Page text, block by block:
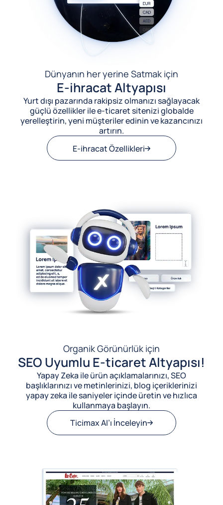
Dünyanın her yerine Satmak için
E-ihracat Altyapısı
Yurt dışı pazarında rakipsiz olmanızı sağlayacak
güçlü özellikler ile e-ticaret sitenizi globalde
yerelleştirin, yeni müşteriler edinin ve kazancınızı
artırın.
E-ihracat Özellikleri
Organik Görünürlük için
SEO Uyumlu E-ticaret Altyapısı!
Yapay Zeka ile ürün açıklamalarınızı, SEO
başlıklarınızı ve metinlerinizi, blog içeriklerinizi
yapay zeka ile saniyeler içinde üretin ve hızlıca
kullanmaya başlayın.
Ticimax AI’ı İnceleyin